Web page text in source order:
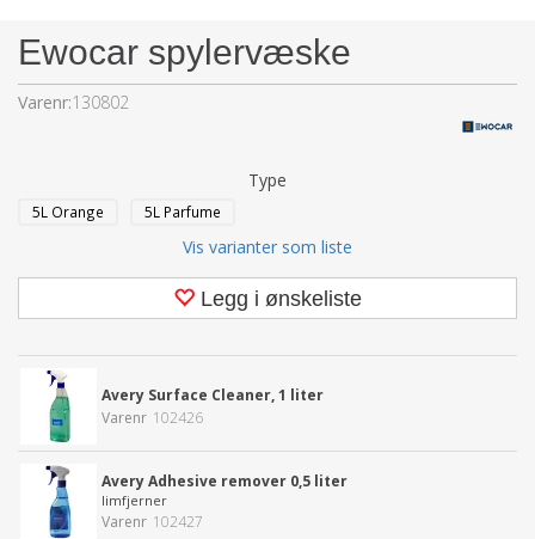
Ewocar spylervæske
Varenr:130802
Type
5L Orange 5L Parfume
Vis varianter som liste
Legg i ønskeliste
Avery Surface Cleaner, 1 liter
Varenr 102426
Avery Adhesive remover 0,5 liter
limfjerner
Varenr 102427